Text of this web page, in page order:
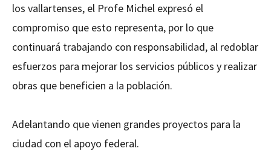
los vallartenses, el Profe Michel expresó el
compromiso que esto representa, por lo que
continuará trabajando con responsabilidad, al redoblar
esfuerzos para mejorar los servicios públicos y realizar
obras que beneficien a la población.
Adelantando que vienen grandes proyectos para la
ciudad con el apoyo federal.